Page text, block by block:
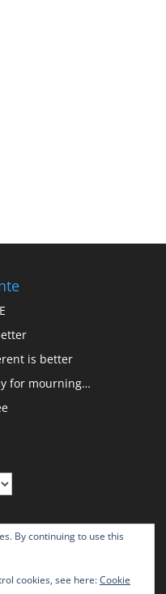
is better
for mourning…
By continuing to use this
cookies, see here:Cookie